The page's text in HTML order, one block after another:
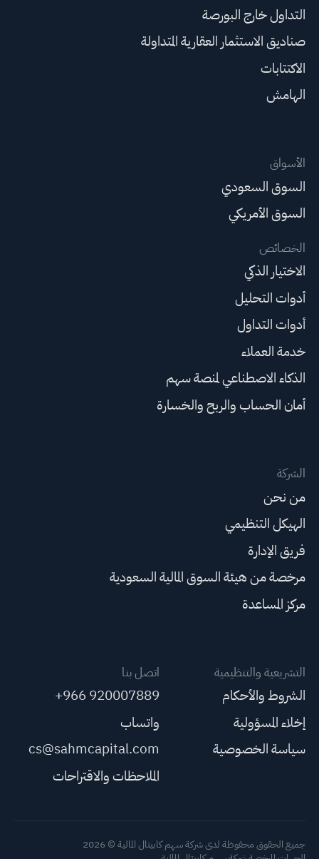
التداول خارج البورصة
صناديق الاستثمار العقارية المتداولة
الاكتتابات
الهامش
الأسواق
السوق السعودي
السوق الأمريكي
الخصائص
الاختيار الذكي
أدوات التحليل
أدوات التداول
خدمة العملاء
الذكاء الاصطناعي لمنصة سهم
أمان الحساب والربح والخسارة
الشركة
من نحن
الهيكل التنظيمي
فريق الإدارة
مرخصة من هيئة السوق المالية السعودية
مركز المساعدة
التشريعية والتنظيمية
الشروط والأحكام
إخلاء المسؤولية
سياسة الخصوصية
اتصل بنا
+966 920007889
واتساب
cs@sahmcapital.com
الملاحظات والاقتراحات
جميع الحقوق محفوظة لدى شركة سهم كابيتال المالية © 2026